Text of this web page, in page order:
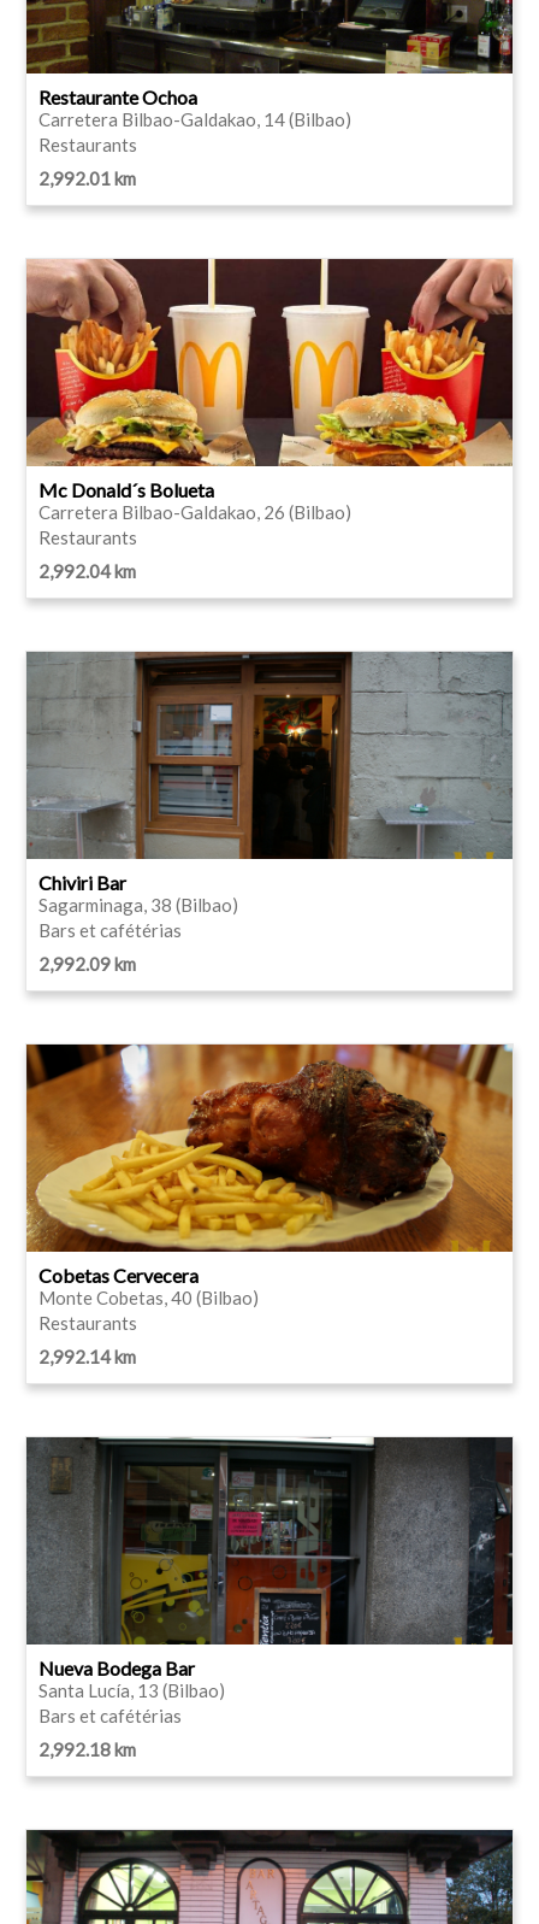
Restaurante Ochoa
Carretera Bilbao-Galdakao, 14 (Bilbao)
Restaurants
2,992.01 km
Mc Donald´s Bolueta
Carretera Bilbao-Galdakao, 26 (Bilbao)
Restaurants
2,992.04 km
Chiviri Bar
Sagarminaga, 38 (Bilbao)
Bars et cafétérias
2,992.09 km
Cobetas Cervecera
Monte Cobetas, 40 (Bilbao)
Restaurants
2,992.14 km
Nueva Bodega Bar
Santa Lucía, 13 (Bilbao)
Bars et cafétérias
2,992.18 km